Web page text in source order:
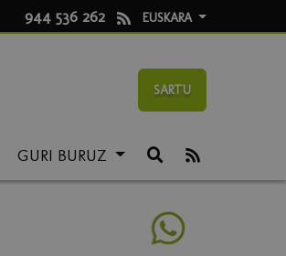
944 536 262 EUSKARA
SARTU
GURI BURUZ